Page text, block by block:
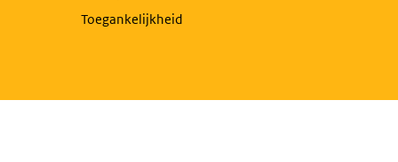
Toegankelijkheid